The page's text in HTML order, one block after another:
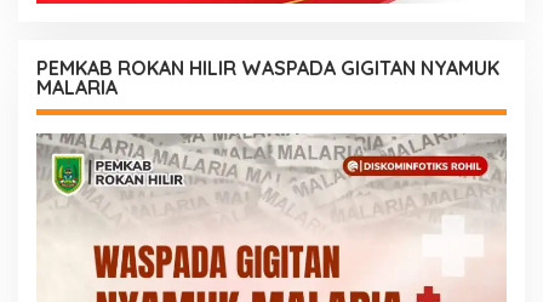
PEMKAB ROKAN HILIR WASPADA GIGITAN NYAMUK
MALARIA